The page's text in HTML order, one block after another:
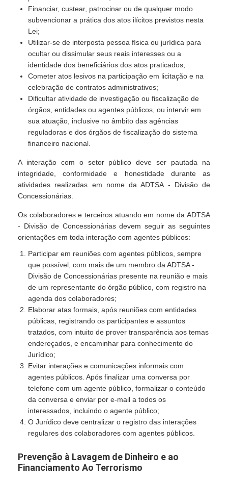
Financiar, custear, patrocinar ou de qualquer modo
subvencionar a prática dos atos ilícitos previstos nesta
Lei;
Utilizar-se de interposta pessoa física ou jurídica para
ocultar ou dissimular seus reais interesses ou a
identidade dos beneficiários dos atos praticados;
Cometer atos lesivos na participação em licitação e na
celebração de contratos administrativos;
Dificultar atividade de investigação ou fiscalização de
órgãos, entidades ou agentes públicos, ou intervir em
sua atuação, inclusive no âmbito das agências
reguladoras e dos órgãos de fiscalização do sistema
financeiro nacional.
A interação com o setor público deve ser pautada na
integridade, conformidade e honestidade durante as
atividades realizadas em nome da ADTSA - Divisão de
Concessionárias.
Os colaboradores e terceiros atuando em nome da ADTSA
- Divisão de Concessionárias devem seguir as seguintes
orientações em toda interação com agentes públicos:
Participar em reuniões com agentes públicos, sempre
que possível, com mais de um membro da ADTSA -
Divisão de Concessionárias presente na reunião e mais
de um representante do órgão público, com registro na
agenda dos colaboradores;
Elaborar atas formais, após reuniões com entidades
públicas, registrando os participantes e assuntos
tratados, com intuito de prover transparência aos temas
endereçados, e encaminhar para conhecimento do
Jurídico;
Evitar interações e comunicações informais com
agentes públicos. Após finalizar uma conversa por
telefone com um agente público, formalizar o conteúdo
da conversa e enviar por e-mail a todos os
interessados, incluindo o agente público;
O Jurídico deve centralizar o registro das interações
regulares dos colaboradores com agentes públicos.
Prevenção à Lavagem de Dinheiro e ao
Financiamento Ao Terrorismo